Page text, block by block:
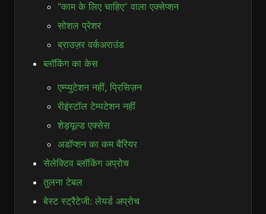
“काम के लिए चाहिए” वाला एक्सेप्शन
सोशल प्रेशर
ब्राउज़र वर्कअराउंड
ब्लॉकिंग का केस
एम्प्युटेशन नहीं, प्रिसिज़न
रीइंस्टॉल टेम्पटेशन नहीं
शेड्यूल्ड एक्सेस
अडॉप्शन का कम बैरियर
सेलेक्टिव ब्लॉकिंग अप्रोच
तुलना टेबल
बेस्ट स्ट्रैटेजी: लेयर्ड अप्रोच